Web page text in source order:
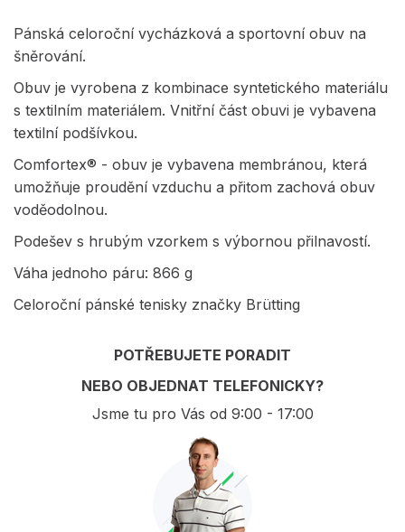
Pánská celoroční vycházková a sportovní obuv na
šněrování.
Obuv je vyrobena z kombinace syntetického materiálu
s textilním materiálem. Vnitřní část obuvi je vybavena
textilní podšívkou.
Comfortex® - obuv je vybavena membránou, která
umožňuje proudění vzduchu a přitom zachová obuv
voděodolnou.
Podešev s hrubým vzorkem s výbornou přilnavostí.
Váha jednoho páru: 866 g
Celoroční pánské tenisky značky Brütting
POTŘEBUJETE PORADIT
NEBO OBJEDNAT TELEFONICKY?
Jsme tu pro Vás od 9:00 - 17:00